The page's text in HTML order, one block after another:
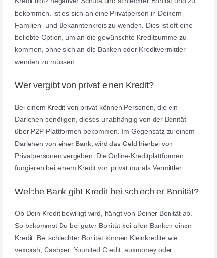
bekommen, ist es sich an eine Privatperson in Deinem
Familien- und Bekanntenkreis zu wenden. Dies ist oft eine
beliebte Option, um an die gewünschte Kreditsumme zu
kommen, ohne sich an die Banken oder Kreditvermittler
wenden zu müssen.
Wer vergibt von privat einen Kredit?
Bei einem Kredit von privat können Personen, die ein
Darlehen benötigen, dieses unabhängig von der Bonität
über P2P-Plattformen bekommen. Im Gegensatz zu einem
Darlehen von einer Bank, wird das Geld hierbei von
Privatpersonen vergeben. Die Online-Kreditplattformen
fungieren bei einem Kredit von privat nur als Vermittler.
Welche Bank gibt Kredit bei schlechter Bonität?
Ob Dein Kredit bewilligt wird, hängt von Deiner Bonität ab.
So bekommst Du bei guter Bonität bei allen Banken einen
Kredit. Bei schlechter Bonität können Kleinkredite wie
vexcash, Cashper, Younited Credit, auxmoney oder